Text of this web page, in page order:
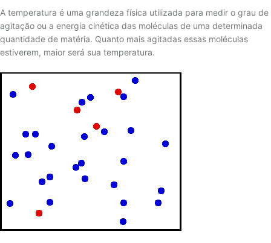
15 - NORMAS TEMPERATURA
16 - TIPOS DE ATMOSFERAS
18 - TERMOPAR DE ISOLAÇÃO MINERAL
19 - TERMOPARES FLEXÍVEIS
RESPOSTA
21 - TERMOPAR PADRÃO
22 - ASOCIACIÓN DE TERMOPARES
23 - RECOMENDAÇÕES PARA INSTALAÇÃO DE
24 - TERMOPARES ESPECIAIS
A temperatura é uma grandeza física utilizada para medir o grau de
agitação ou a energia cinética das moléculas de uma determinada
quantidade de matéria. Quanto mais agitadas essas moléculas
estiverem, maior será sua temperatura.